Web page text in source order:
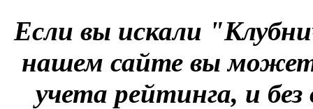
Если вы искали
нашем сайте вы
учета рейтинга, и